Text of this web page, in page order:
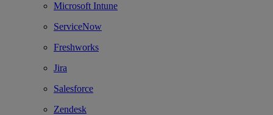
Microsoft Intune
ServiceNow
Freshworks
Jira
Salesforce
Zendesk